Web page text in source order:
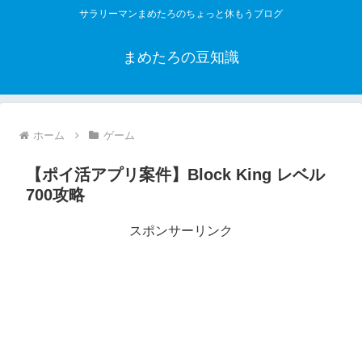
サラリーマンまめたろのちょっと休もうブログ
まめたろの豆知識
ホーム ゲーム
【ポイ活アプリ案件】Block King レベル
700攻略
スポンサーリンク